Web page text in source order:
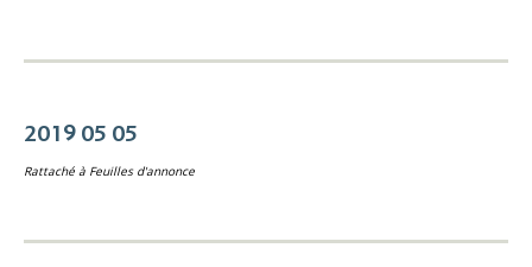
2019 05 05
Rattaché à Feuilles d'annonce